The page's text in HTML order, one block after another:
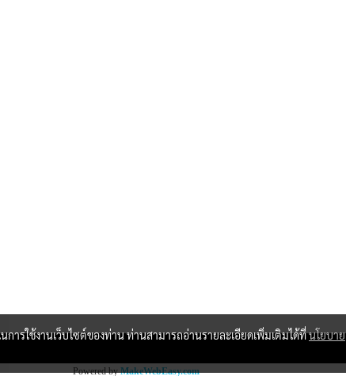
Powered byMakeWebEasy.com
รใช้งานเว็บไซต์ของท่าน ท่านสามารถอ่านรายละเอียดเพิ่มเติมได้ที่นโยบาย